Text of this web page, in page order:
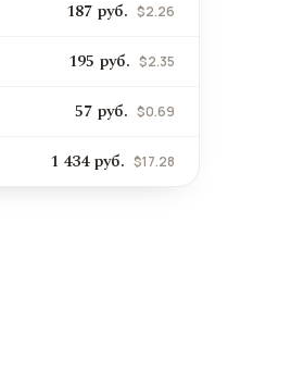
187 руб. $2.26
195 руб. $2.35
57 руб. $0.69
1 434 руб. $17.28